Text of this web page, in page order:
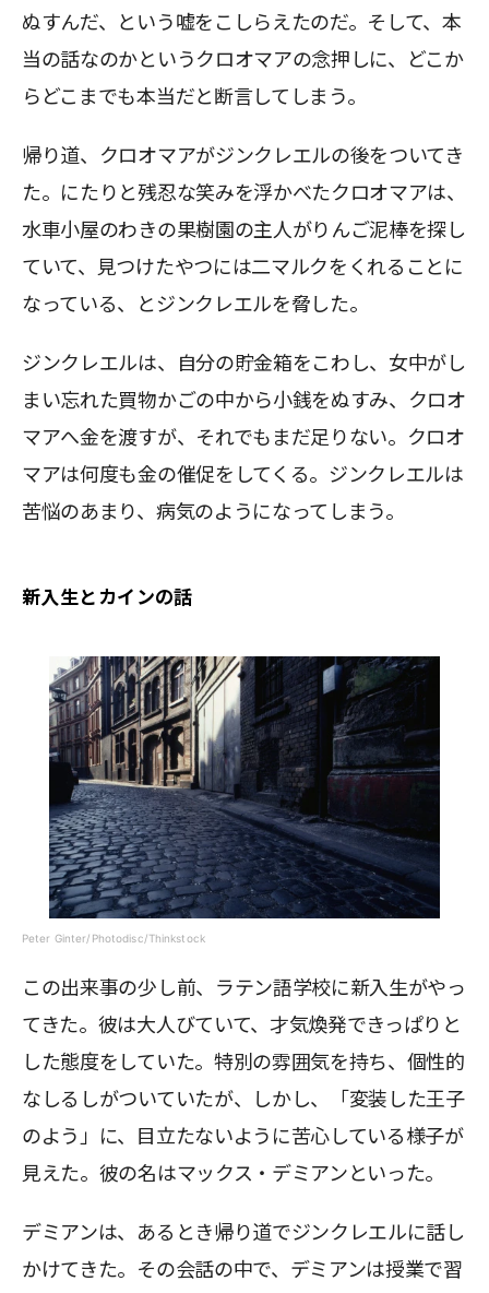
ぬすんだ、という嘘をこしらえたのだ。そして、本
当の話なのかというクロオマアの念押しに、どこか
らどこまでも本当だと断言してしまう。
帰り道、クロオマアがジンクレエルの後をついてき
た。にたりと残忍な笑みを浮かべたクロオマアは、
水車小屋のわきの果樹園の主人がりんご泥棒を探し
ていて、見つけたやつには二マルクをくれることに
なっている、とジンクレエルを脅した。
ジンクレエルは、自分の貯金箱をこわし、女中がし
まい忘れた買物かごの中から小銭をぬすみ、クロオ
マアへ金を渡すが、それでもまだ足りない。クロオ
マアは何度も金の催促をしてくる。ジンクレエルは
苦悩のあまり、病気のようになってしまう。
新入生とカインの話
Peter Ginter/Photodisc/Thinkstock
この出来事の少し前、ラテン語学校に新入生がやっ
てきた。彼は大人びていて、才気煥発できっぱりと
した態度をしていた。特別の雰囲気を持ち、個性的
なしるしがついていたが、しかし、「変装した王子
のよう」に、目立たないように苦心している様子が
見えた。彼の名はマックス・デミアンといった。
デミアンは、あるとき帰り道でジンクレエルに話し
かけてきた。その会話の中で、デミアンは授業で習